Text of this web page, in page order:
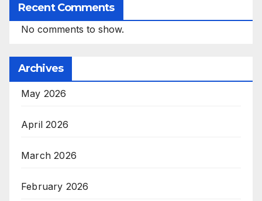
Recent Comments
No comments to show.
Archives
May 2026
April 2026
March 2026
February 2026